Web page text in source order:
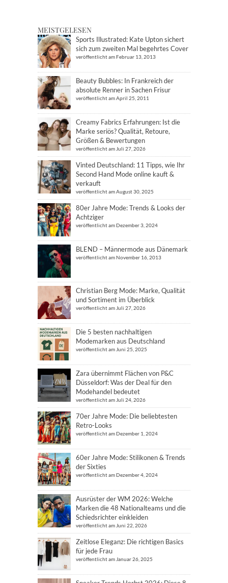
MEISTGELESEN
Sports Illustrated: Kate Upton sichert
sich zum zweiten Mal begehrtes Cover
veröffentlicht am Februar 13, 2013
Beauty Bubbles: In Frankreich der
absolute Renner in Sachen Frisur
veröffentlicht am April 25, 2011
Creamy Fabrics Erfahrungen: Ist die
Marke seriös? Qualität, Retoure,
Größen & Bewertungen
veröffentlicht am Juli 27, 2026
Vinted Deutschland: 11 Tipps, wie Ihr
Second Hand Mode online kauft &
verkauft
veröffentlicht am August 30, 2025
80er Jahre Mode: Trends & Looks der
Achtziger
veröffentlicht am Dezember 3, 2024
BLEND – Männermode aus Dänemark
veröffentlicht am November 16, 2013
Christian Berg Mode: Marke, Qualität
und Sortiment im Überblick
veröffentlicht am Juli 27, 2026
Die 5 besten nachhaltigen
Modemarken aus Deutschland
veröffentlicht am Juni 25, 2025
Zara übernimmt Flächen von P&C
Düsseldorf: Was der Deal für den
Modehandel bedeutet
veröffentlicht am Juli 24, 2026
70er Jahre Mode: Die beliebtesten
Retro-Looks
veröffentlicht am Dezember 1, 2024
60er Jahre Mode: Stilikonen & Trends
der Sixties
veröffentlicht am Dezember 4, 2024
Ausrüster der WM 2026: Welche
Marken die 48 Nationalteams und die
Schiedsrichter einkleiden
veröffentlicht am Juni 22, 2026
Zeitlose Eleganz: Die richtigen Basics
für jede Frau
veröffentlicht am Januar 26, 2025